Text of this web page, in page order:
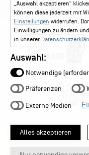
„Auswahl akzeptieren“
können diese jederzeit mit
Einstellungen widerrufen.
Einwilligungen zu ändern
in unserer
Auswahl:
Notwendige
Präferenzen
Externe Medien
Alles akzeptieren